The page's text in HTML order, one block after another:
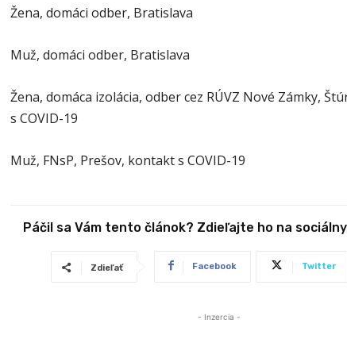
Žena, domáci odber, Bratislava
Muž, domáci odber, Bratislava
Žena, domáca izolácia, odber cez RÚVZ Nové Zámky,
s COVID-19
Muž, FNsP, Prešov, kontakt s COVID-19
Páčil sa Vám tento článok? Zdieľajte ho na
Zdieľať Facebook Twitter
- Inzercia -